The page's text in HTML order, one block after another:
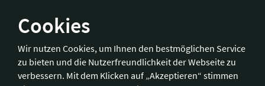
Cookies
Wir nutzen Cookies, um Ihnen den bestmöglichen Service
zu bieten und die Nutzerfreundlichkeit der Webseite zu
verbessern. Mit dem Klicken auf „Akzeptieren“ stimmen
Hotelverband Deutschland (IHA) / IHA-Service GmbH